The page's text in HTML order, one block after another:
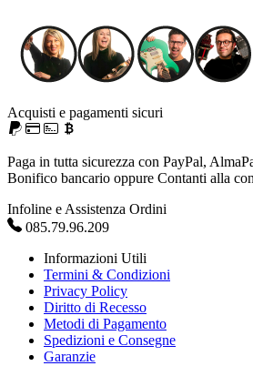
Acquisti e pagamenti sicuri
Paga in tutta sicurezza con PayPal,
Bonifico bancario oppure Contanti alla
Infoline e Assistenza Ordini
085.79.96.209
Informazioni Utili
Termini & Condizioni
Privacy Policy
Diritto di Recesso
Metodi di Pagamento
Spedizioni e Consegne
Garanzie